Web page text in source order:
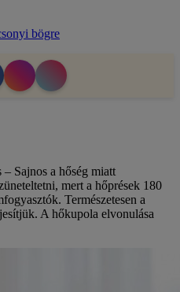
bögre
Sajnos a hőség miatt
mert a hőprések 180
Természetesen a
A hőkupola elvonulása